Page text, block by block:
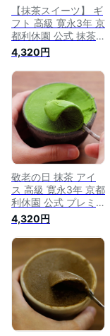
【抹茶スイーツ】 ギ
フト 高級 寛永3年 京
都利休園 公式 抹茶
アイス 濃すぎる 高
級抹茶使用 石臼挽き
極濃宇治抹茶アイス
6個入り お歳暮 母の
日 父の日 お中元 贈
り物 贈答品 プレゼ
ント お茶ギフト ア
イスクリーム スイー
ツ ジェラート 抹茶
パウダー メーカー直
送
4,320円
敬老の日 抹茶 アイ
ス 高級 寛永3年 京都
利休園 公式 プレミ
アム宇治抹茶アイス
宇治抹茶味8個入り
お歳暮 母の日 父の
日 お中元 贈り物 贈
答品 プレゼント ア
イスクリーム スイー
ツ ジェラート お茶
ギフト 和ギフト 抹
茶スイーツ メーカー
直送 ice-matcha
4,320円